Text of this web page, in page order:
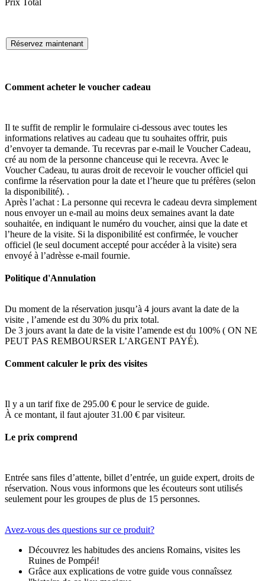
Prix Total
Réservez maintenant
Comment acheter le voucher cadeau
Il te suffit de remplir le formulaire ci-dessous avec toutes les
informations relatives au cadeau que tu souhaites offrir, puis
d’envoyer ta demande. Tu recevras par e-mail le Voucher Cadeau,
cré au nom de la personne chanceuse qui le recevra. Avec le
Voucher Cadeau, tu auras droit de recevoir le voucher officiel qui
confirme la réservation pour la date et l’heure que tu préfères (selon
la disponibilité). .
Après l’achat : La personne qui recevra le cadeau devra simplement
nous envoyer un e-mail au moins deux semaines avant la date
souhaitée, en indiquant le numéro du voucher, ainsi que la date et
l’heure de la visite. Si la disponibilité est confirmée, le voucher
officiel (le seul document accepté pour accéder à la visite) sera
envoyé à l’adrèsse e-mail fournie.
Politique d'Annulation
Du moment de la réservation jusqu’à 4 jours avant la date de la
visite , l’amende est du 30% du prix total.
De 3 jours avant la date de la visite l’amende est du 100% ( ON NE
PEUT PAS REMBOURSER L’ARGENT PAYÉ).
Comment calculer le prix des visites
Il y a un tarif fixe de 295.00 € pour le service de guide.
À ce montant, il faut ajouter 31.00 € par visiteur.
Le prix comprend
Entrée sans files d’attente, billet d’entrée, un guide expert, droits de
réservation. Nous vous informons que les écouteurs sont utilisés
seulement pour les groupes de plus de 15 personnes.
Avez-vous des questions sur ce produit?
Découvrez les habitudes des anciens Romains, visites les
Ruines de Pompéi!
Grâce aux explications de votre guide vous connaîssez